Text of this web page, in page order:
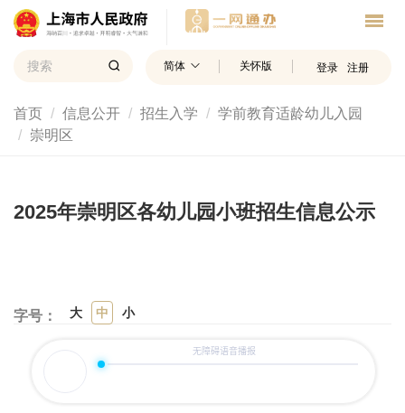
简体 关怀版 登录 注册
首页 信息公开 招生入学
学前教育适龄幼儿入园
崇明区
2025年崇明区各幼儿园小班招生信息公示
字号： 大 中 小